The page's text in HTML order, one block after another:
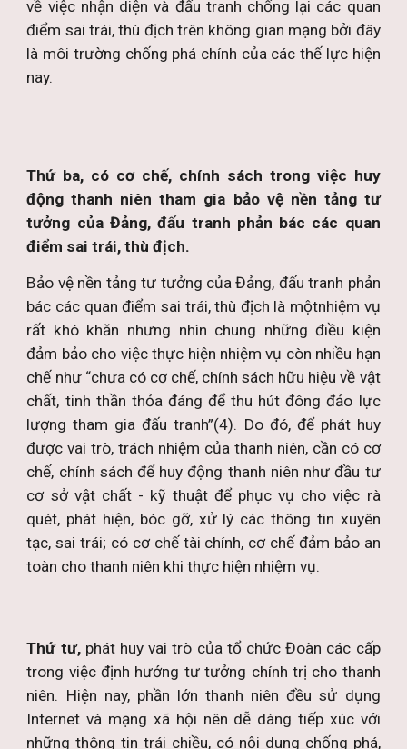
về việc nhận diện và đấu tranh chống lại các quan
điểm sai trái, thù địch trên không gian mạng bởi đây
là môi trường chống phá chính của các thế lực hiện
nay.
Thứ ba, có cơ chế, chính sách trong việc huy
động thanh niên tham gia bảo vệ nền tảng tư
tưởng của Đảng, đấu tranh phản bác các quan
điểm sai trái, thù địch.
Bảo vệ nền tảng tư tưởng của Đảng, đấu tranh phản
bác các quan điểm sai trái, thù địch là mộtnhiệm vụ
rất khó khăn nhưng nhìn chung những điều kiện
đảm bảo cho việc thực hiện nhiệm vụ còn nhiều hạn
chế như “chưa có cơ chế, chính sách hữu hiệu về vật
chất, tinh thần thỏa đáng để thu hút đông đảo lực
lượng tham gia đấu tranh”(4). Do đó, để phát huy
được vai trò, trách nhiệm của thanh niên, cần có cơ
chế, chính sách để huy động thanh niên như đầu tư
cơ sở vật chất - kỹ thuật để phục vụ cho việc rà
quét, phát hiện, bóc gỡ, xử lý các thông tin xuyên
tạc, sai trái; có cơ chế tài chính, cơ chế đảm bảo an
toàn cho thanh niên khi thực hiện nhiệm vụ.
Thứ tư, phát huy vai trò của tổ chức Đoàn các cấp
trong việc định hướng tư tưởng chính trị cho thanh
niên. Hiện nay, phần lớn thanh niên đều sử dụng
Internet và mạng xã hội nên dễ dàng tiếp xúc với
những thông tin trái chiều, có nội dung chống phá,